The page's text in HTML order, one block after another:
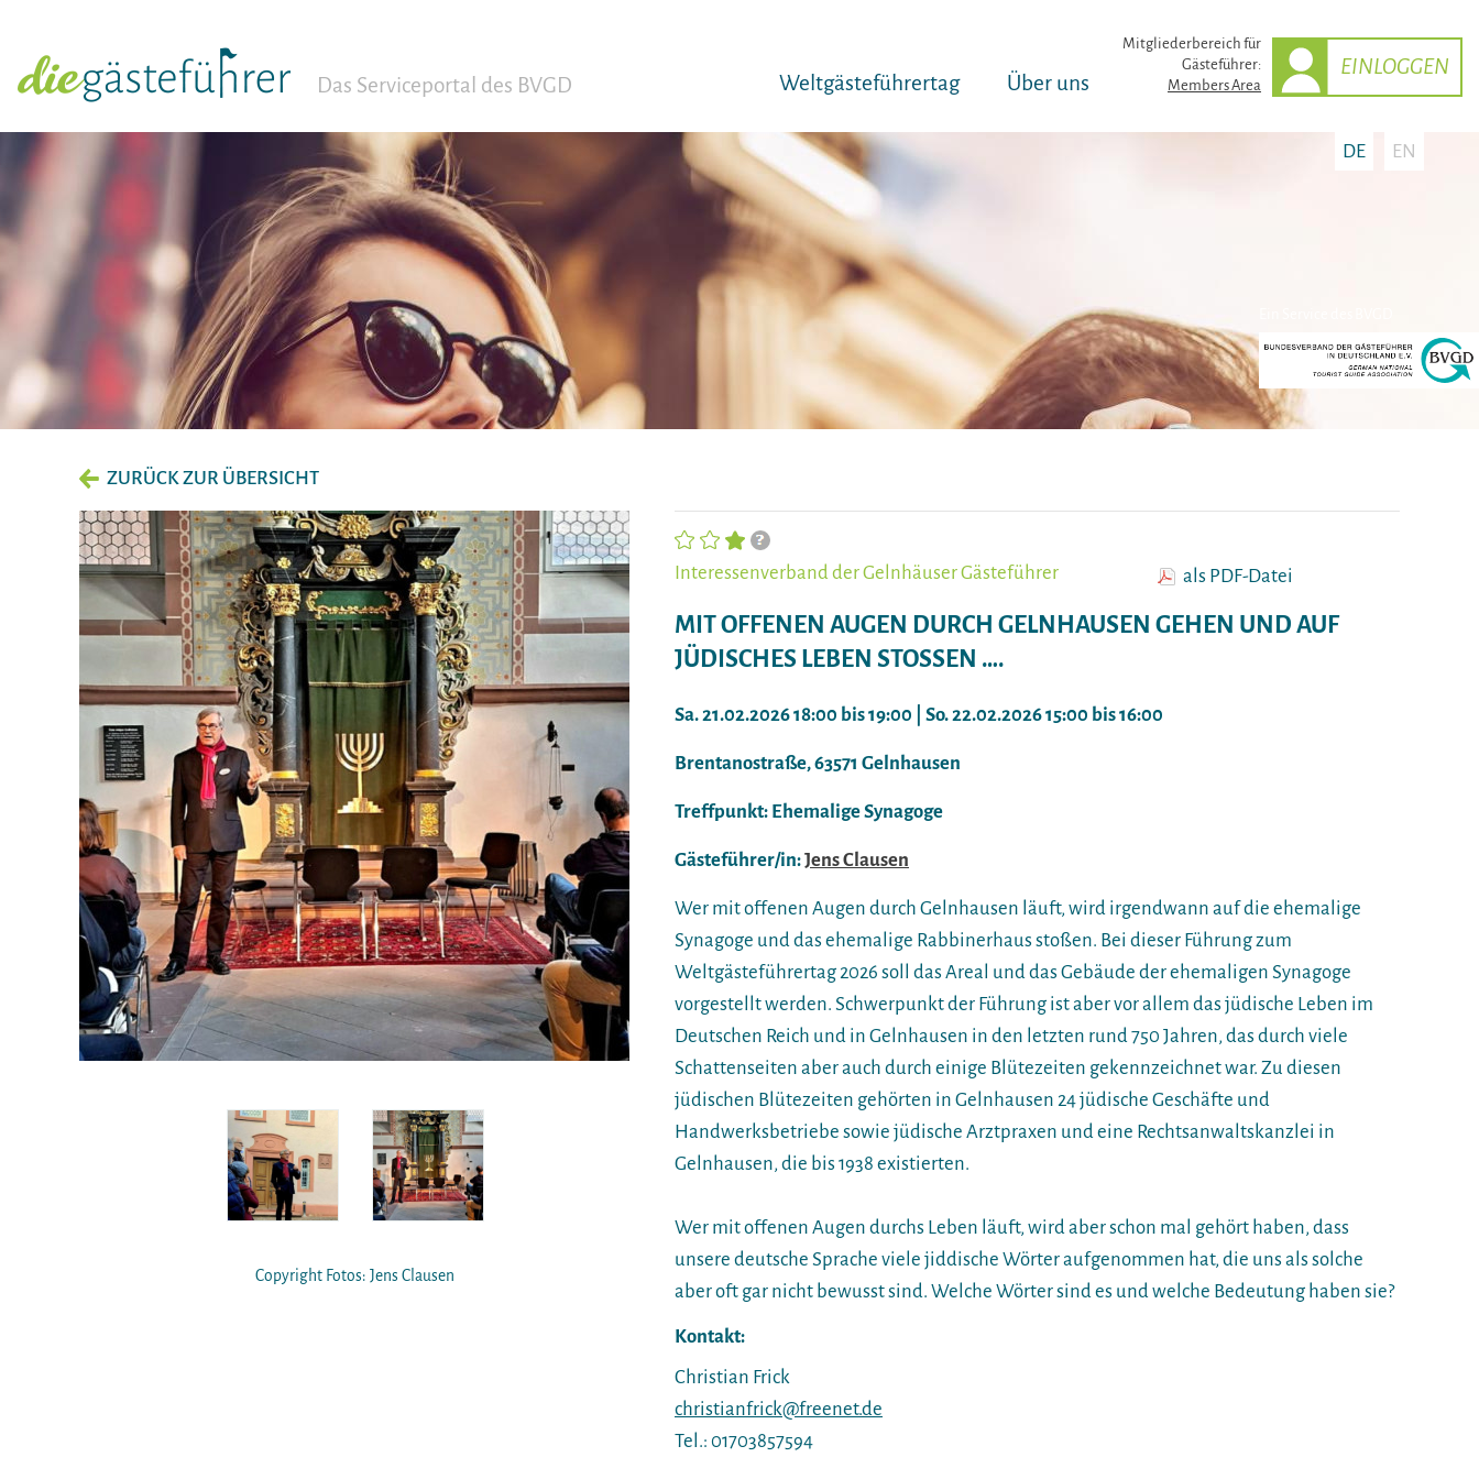
Das Serviceportal des BVGD Weltgäst­eführertag Über uns
Mitglieder­bereich für
Gästeführer:
Members Area
EINLOGGEN
DE EN
ZURÜCK ZUR ÜBERSICHT
Copyright Fotos: Jens Clausen
als PDF-Datei
Interessenverband der Gelnhäuser Gästeführer
MIT OFFENEN AUGEN DURCH GELNHAUSEN GEHEN UND AUF
JÜDISCHES LEBEN STOSSEN ….
Sa. 21.02.2026 18:00 bis 19:00 | So. 22.02.2026 15:00 bis 16:00
Brentanostraße, 63571 Gelnhausen
Treffpunkt: Ehemalige Synagoge
Gästeführer/in:Jens Clausen
Wer mit offenen Augen durch Gelnhausen läuft, wird irgendwann auf die ehemalige
Synagoge und das ehemalige Rabbinerhaus stoßen. Bei dieser Führung zum
Weltgästeführertag 2026 soll das Areal und das Gebäude der ehemaligen Synagoge
vorgestellt werden. Schwerpunkt der Führung ist aber vor allem das jüdische Leben im
Deutschen Reich und in Gelnhausen in den letzten rund 750 Jahren, das durch viele
Schattenseiten aber auch durch einige Blütezeiten gekennzeichnet war. Zu diesen
jüdischen Blütezeiten gehörten in Gelnhausen 24 jüdische Geschäfte und
Handwerksbetriebe sowie jüdische Arztpraxen und eine Rechtsanwaltskanzlei in
Gelnhausen, die bis 1938 existierten.
Wer mit offenen Augen durchs Leben läuft, wird aber schon mal gehört haben, dass
unsere deutsche Sprache viele jiddische Wörter aufgenommen hat, die uns als solche
aber oft gar nicht bewusst sind. Welche Wörter sind es und welche Bedeutung haben sie?
Kontakt:
Christian Frick
christianfrick@freenet.de
Tel.: 01703857594